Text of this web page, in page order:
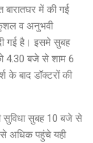
में की गई
व अनुभवी
गई है। इसमे सुबह
4.30 बजे से शाम 6
के बाद डॉक्टरों की
सुविधा सुबह 10 बजे से
अधिक पहुंचे यही